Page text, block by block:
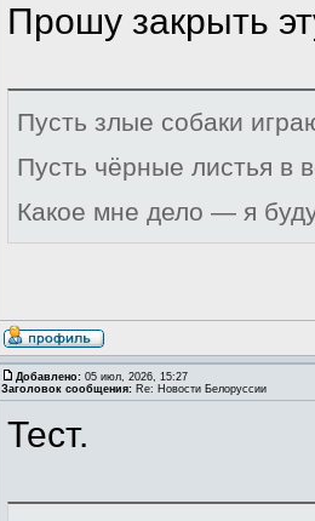
Прошу закрыть
Пусть злые собаки
Пусть чёрные листья в
Какое мне дело — я
Добавлено: 05 июл, 2026, 15:27
Заголовок сообщения: Re: Новости Белоруссии
Тест.